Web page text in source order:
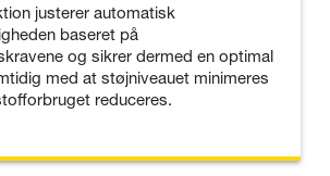
justerer automatisk
baseret på
og sikrer dermed en optimal
med at støjniveauet minimeres
reduceres.